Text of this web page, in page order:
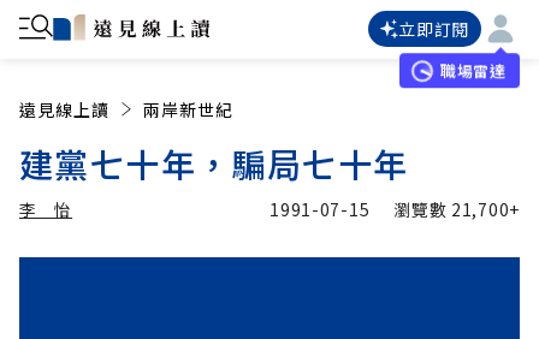
立即訂閱
職場雷達
遠見線上讀 兩岸新世紀
建黨七十年，騙局七十年
李 怡 1991-07-15 瀏覽數 21,700+